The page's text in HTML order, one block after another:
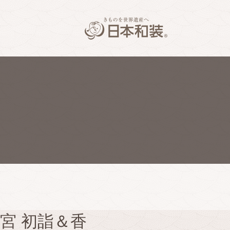
初詣＆香